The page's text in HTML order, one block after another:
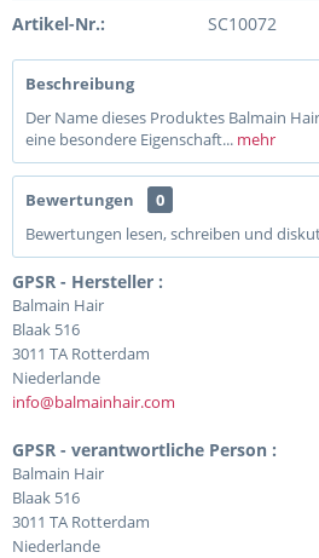
Artikel-Nr.: SC10072
Beschreibung
Der Name dieses Produktes Balmain
eine besondere Eigenschaft... mehr
Bewertungen
0
Bewertungen lesen, schreiben und
GPSR - Hersteller :
Balmain Hair
Blaak 516
3011 TA Rotterdam
Niederlande
info@balmainhair.com
GPSR - verantwortliche Person :
Balmain Hair
Blaak 516
3011 TA Rotterdam
Niederlande